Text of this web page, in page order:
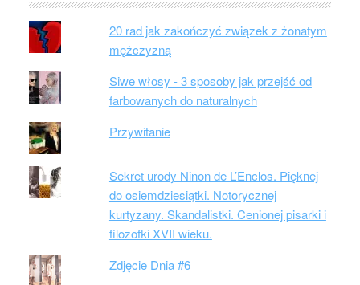
20 rad jak zakończyć związek z żonatym
mężczyzną
Siwe włosy - 3 sposoby jak przejść od
farbowanych do naturalnych
Przywitanie
Sekret urody Ninon de L’Enclos. Pięknej
do osiemdziesiątki. Notorycznej
kurtyzany. Skandalistki. Cenionej pisarki i
filozofki XVII wieku.
Zdjęcie Dnia #6